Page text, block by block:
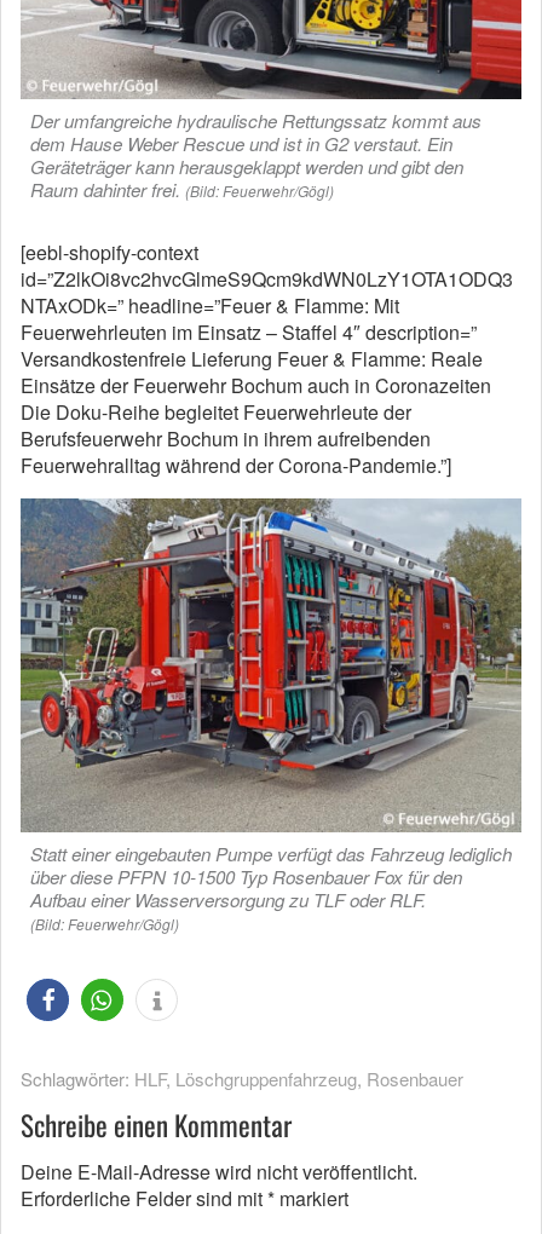
Der umfangreiche hydraulische Rettungssatz kommt aus
dem Hause Weber Rescue und ist in G2 verstaut. Ein
Geräteträger kann herausgeklappt werden und gibt den
Raum dahinter frei. (Bild: Feuerwehr/Gögl)
[eebl-shopify-context
id=”Z2lkOi8vc2hvcGlmeS9Qcm9kdWN0LzY1OTA1ODQ3
NTAxODk=” headline=”Feuer & Flamme: Mit
Feuerwehrleuten im Einsatz – Staffel 4″ description=”
Versandkostenfreie Lieferung Feuer & Flamme: Reale
Einsätze der Feuerwehr Bochum auch in Coronazeiten
Die Doku-Reihe begleitet Feuerwehrleute der
Berufsfeuerwehr Bochum in ihrem aufreibenden
Feuerwehralltag während der Corona-Pandemie.”]
Statt einer eingebauten Pumpe verfügt das Fahrzeug lediglich
über diese PFPN 10-1500 Typ Rosenbauer Fox für den
Aufbau einer Wasserversorgung zu TLF oder RLF.
(Bild: Feuerwehr/Gögl)
Schlagwörter: HLF, Löschgruppenfahrzeug, Rosenbauer
Schreibe einen Kommentar
Deine E-Mail-Adresse wird nicht veröffentlicht.
Erforderliche Felder sind mit* markiert